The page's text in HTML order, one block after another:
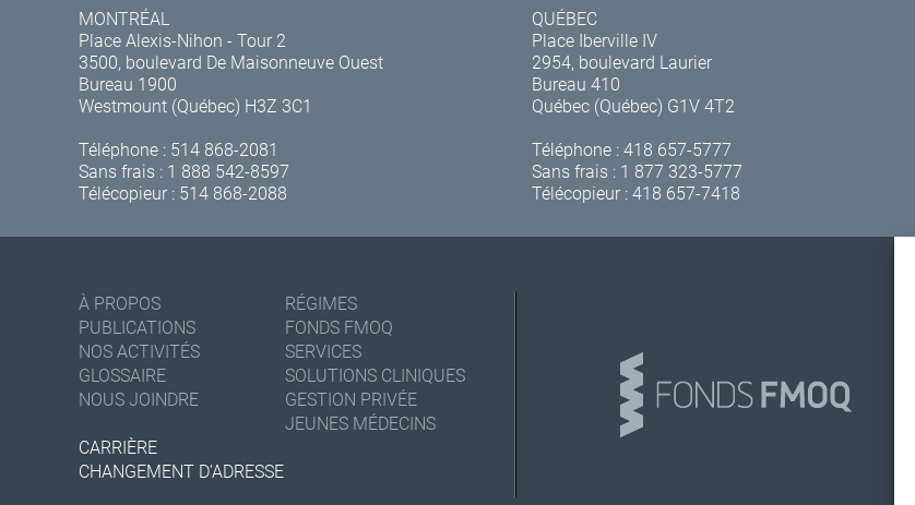
MONTRÉAL
Place Alexis-Nihon - Tour 2
3500, boulevard De Maisonneuve Ouest
Bureau 1900
Westmount (Québec) H3Z 3C1
Téléphone : 514 868-2081
Sans frais : 1 888 542-8597
Télécopieur : 514 868-2088
QUÉBEC
Place Iberville IV
2954, boulevard Laurier
Bureau 410
Québec (Québec) G1V 4T2
Téléphone :418 657-5777
Sans frais : 1 877 323-5777
Télécopieur : 418 657-7418
À PROPOS
PUBLICATIONS
NOS ACTIVITÉS
GLOSSAIRE
NOUS JOINDRE
RÉGIMES
FONDS FMOQ
SERVICES
SOLUTIONS CLINIQUES
GESTION PRIVÉE
JEUNES MÉDECINS
CARRIÈRE
CHANGEMENT D'ADRESSE